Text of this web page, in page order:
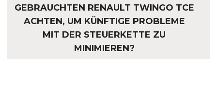
GEBRAUCHTEN RENAULT TWINGO TCE
ACHTEN, UM KÜNFTIGE PROBLEME
MIT DER STEUERKETTE ZU
MINIMIEREN?